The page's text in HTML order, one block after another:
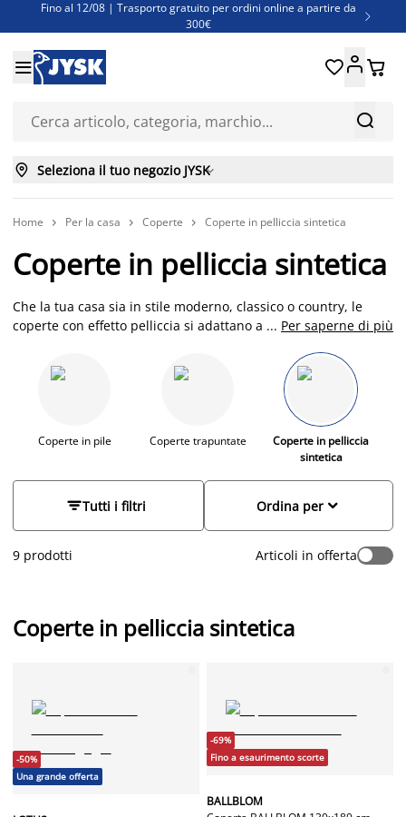
Fino al 12/08 | Trasporto gratuito per ordini online a partire da
300€

Super offerte d'estate | Oltre 1.500 articoli fino al 70%
Finanziamenti - Scegli il piano di rimborso più adatto a te


 
 Seleziona il tuo negozio JYSK
Home  Per la casa  Coperte  Coperte in pelliccia sintetica
Coperte in pelliccia sintetica
Che la tua casa sia in stile moderno, classico o country, le
coperte con effetto pelliccia si adattano a ogni stile di
in eco-pelliccia hai così la possibilità di creare un’atmosfera
ancora più confortevole e personalizzata. Scopri subito online
... Per saperne di più
Coperte in pile Coperte trapuntate
Coperte in pelliccia
sintetica
Tutti i filtri 
Ordina per
9 prodotti Articoli in offerta
Coperte in pelliccia sintetica
-50%
Una grande offerta
-69%
Fino a esaurimento scorte
BALLBLOM